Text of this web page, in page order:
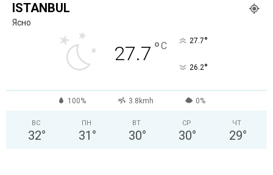
ISTANBUL
Ясно
27.7 °C 27.7°
26.2°
100% 3.8kmh 0%
ВС
32°
ПН
31 °
ВТ
30°
СР
30°
ЧТ
29°